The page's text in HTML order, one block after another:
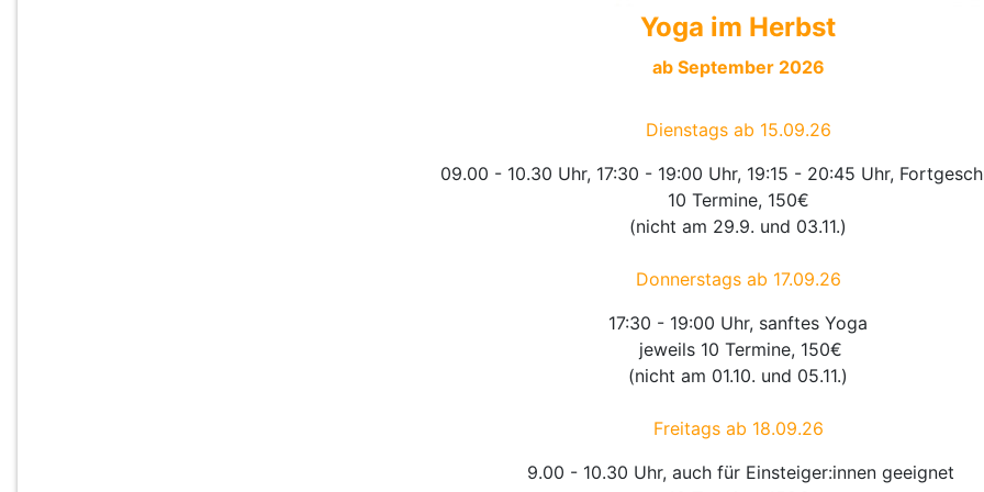
Yoga im Herbst
ab September 2026
Dienstags ab 15.09.26
09.00 - 10.30 Uhr, 17:30 - 19:00 Uhr, 19:15 - 20:45 Uhr,
10 Termine, 150€
(nicht am 29.9. und 03.11.)
Donnerstags ab 17.09.26
17:30 - 19:00 Uhr, sanftes Yoga
jeweils 10 Termine, 150€
(nicht am 01.10. und 05.11.)
Freitags ab 18.09.26
9.00 - 10.30 Uhr, auch für Einsteiger:innen geeignet